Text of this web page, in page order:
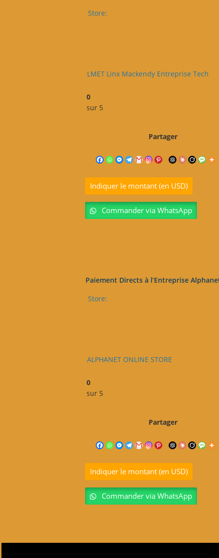
Store:
LMET Linx Mackendy Entreprise Tech
0
sur 5
Partager
Indiquer le montant (en USD)
Commander via WhatsApp
Paiement Directs à l’Entreprise
Store:
ALPHANET ONLINE STORE
0
sur 5
Partager
Indiquer le montant (en USD)
Commander via WhatsApp